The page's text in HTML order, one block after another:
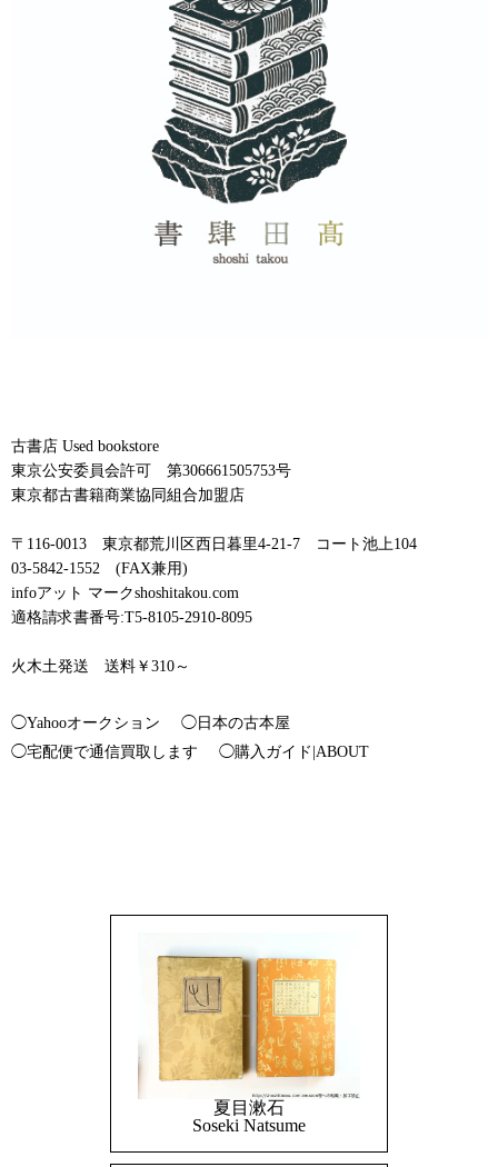
古書店 Used bookstore
東京公安委員会許可 第306661505753号
東京都古書籍商業協同組合加盟店
〒116-0013 東京都荒川区西日暮里4-21-7 コート池上104
03-5842-1552 (FAX兼用)
infoアット マークshoshitakou.com
適格請求書番号:T5-8105-2910-8095
火木土発送 送料￥310～
◯Yahooオークション
◯日本の古本屋
◯宅配便で通信買取します
◯購入ガイド|ABOUT
夏目漱石
Soseki Natsume